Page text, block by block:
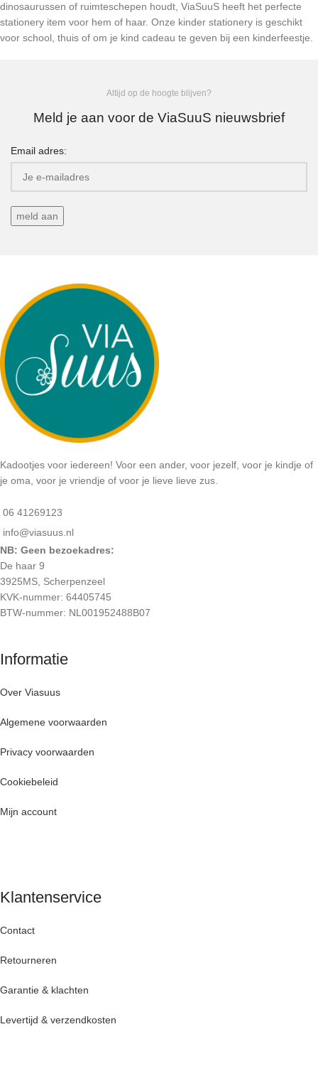
dinosaurussen of ruimteschepen houdt, ViaSuuS heeft het perfecte
stationery item voor hem of haar. Onze kinder stationery is geschikt
voor school, thuis of om je kind cadeau te geven bij een kinderfeestje.
Altijd op de hoogte blijven?
Meld je aan voor de ViaSuuS nieuwsbrief
Email adres:
Kadootjes voor iedereen! Voor een ander, voor jezelf, voor je kindje of
je oma, voor je vriendje of voor je lieve lieve zus.
06 41269123
info@viasuus.nl
NB: Geen bezoekadres:
De haar 9
3925MS, Scherpenzeel
KVK-nummer: 64405745
BTW-nummer: NL001952488B07
Informatie
Over Viasuus
Algemene voorwaarden
Privacy voorwaarden
Cookiebeleid
Mijn account
Klantenservice
Contact
Retourneren
Garantie & klachten
Levertijd & verzendkosten